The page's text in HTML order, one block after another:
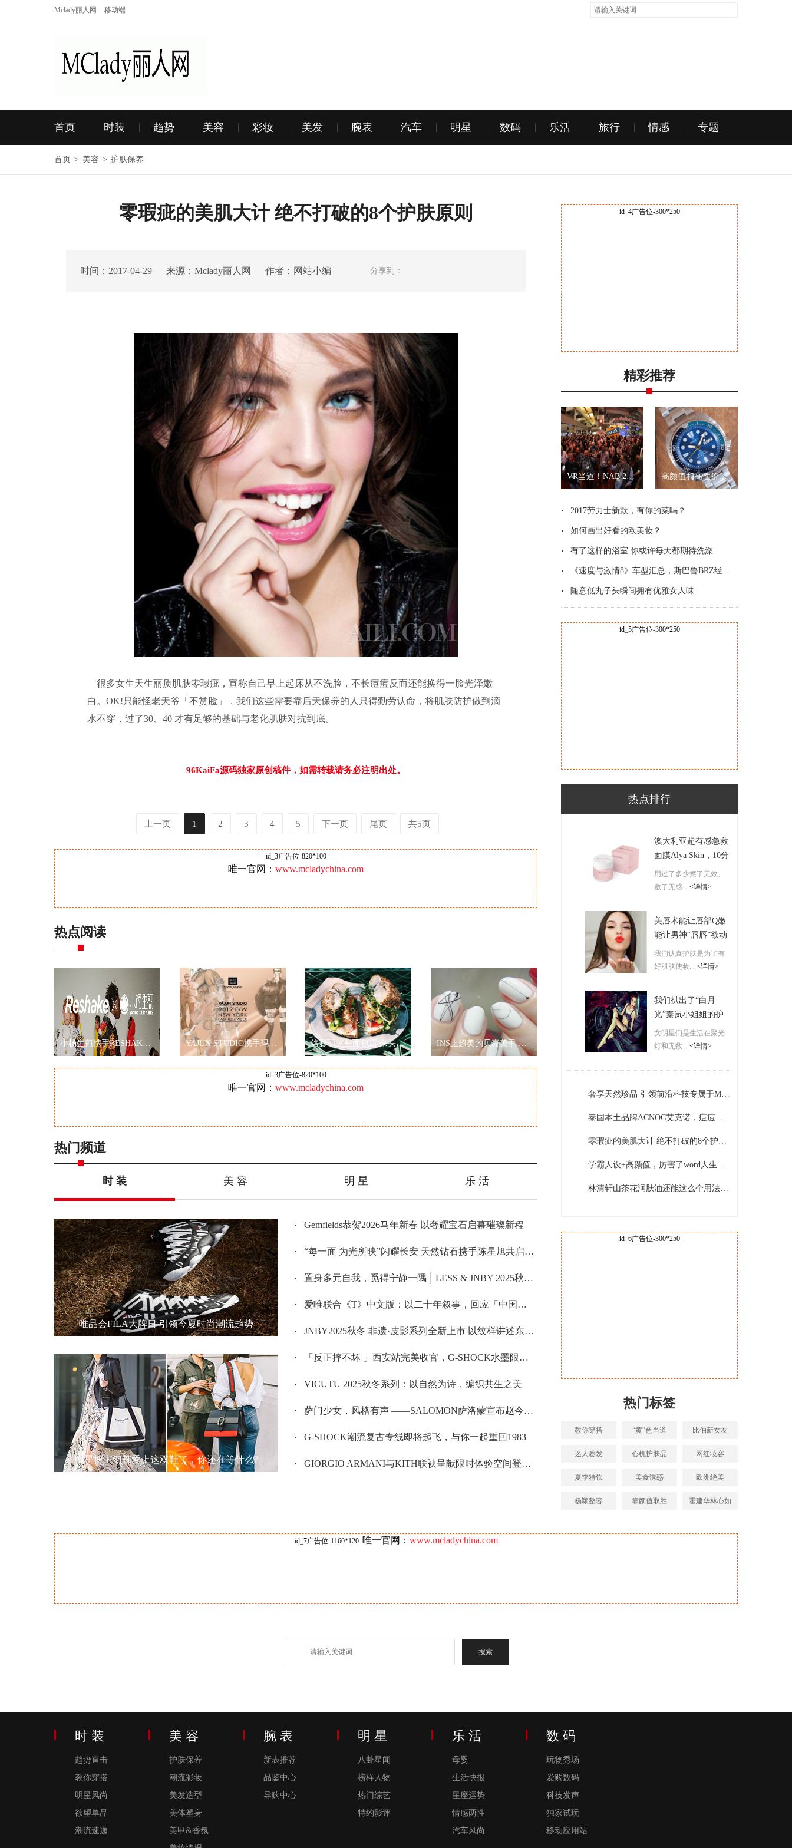
Mclady丽人网 移动端
首页 时装 趋势 美容 彩妆 美发 腕表 汽车 明星 数码 乐活 旅行 情感 专题
首页 > 美容 > 护肤保养
零瑕疵的美肌大计 绝不打破的8个护肤原则
时间：2017-04-29 来源：Mclady丽人网 作者：网站小编 分享到：
很多女生天生丽质肌肤零瑕疵，宣称自己早上起床从不洗脸，不长痘痘反而还能换得一脸光泽嫩
白。OK!只能怪老天爷「不赏脸」，我们这些需要靠后天保养的人只得勤劳认命，将肌肤防护做到滴
水不穿，过了30、40 才有足够的基础与老化肌肤对抗到底。
96KaiFa源码独家原创稿件，如需转载请务必注明出处。
上一页 1 2 3 4 5 下一页 尾页 共5页
id_3广告位-820*100
唯一官网： www.mcladychina.com
热点阅读
小杨生煎携手RESHAKE耀眼伦敦时装周，再现海派文化 YAJUN STUDIO携手玛丽黛佳色彩工作室2019秋冬纽约时装周玩转跨界 洛杉矶这些面包店 来头可真的不小 INS上超美的贝壳美甲 诠释“Less is more”
id_3广告位-820*100
唯一官网： www.mcladychina.com
热门频道
时 装 美 容 明 星 乐 活
唯品会FILA大牌日 引领今夏时尚潮流趋势
明星博主们都爱上这双鞋了，你还在等什么?
Gemfields恭贺2026马年新春 以奢耀宝石启幕璀璨新程
“每一面 为光所映”闪耀长安 天然钻石携手陈星旭共启新岁新程
置身多元自我，觅得宁静一隅│ LESS & JNBY 2025秋冬媒体预览会圆满落幕
爱唯联合《T》中文版：以二十年叙事，回应「中国时尚从哪里诞生」
JNBY2025秋冬 非遗·皮影系列全新上市 以纹样讲述东方之美
「反正摔不坏 」西安站完美收官，G-SHOCK水墨限定款引爆街潮!
VICUTU 2025秋冬系列：以自然为诗，编织共生之美
萨门少女，风格有声 ——SALOMON萨洛蒙宣布赵今麦成为户外风尚代言人
G-SHOCK潮流复古专线即将起飞，与你一起重回1983
GIORGIO ARMANI与KITH联袂呈献限时体验空间登陆北京SKP
id_4广告位-300*250
精彩推荐
VR当道！NAB 2017展会全景拍摄新品一览 高颜值和高性价比？就是精工“乌龟”和“武士”
2017劳力士新款，有你的菜吗？
如何画出好看的欧美妆？
有了这样的浴室 你或许每天都期待洗澡
《速度与激情8》车型汇总，斯巴鲁BRZ经典改
随意低丸子头瞬间拥有优雅女人味
id_5广告位-300*250
热点排行
澳大利亚超有感急救
面膜Alya Skin，10分
钟带来神仙高光肌！
用过了多少擦了无效、
敷了无感... <详情>
美唇术能让唇部Q嫩
能让男神“唇唇”欲动
我们认真护肤是为了有
好肌肤使妆... <详情>
我们扒出了“白月
光”秦岚小姐姐的护
肤保湿秘诀-------
ORBIS
女明星们是生活在聚光
灯和无数... <详情>
奢享天然珍品 引领前沿科技专属于MiriamQuevedo迷莲卡薇的理念与创新
泰国本土品牌ACNOC艾克诺，痘痘肌的福音
零瑕疵的美肌大计 绝不打破的8个护肤原则
学霸人设+高颜值，厉害了word人生赢家关晓彤
林清轩山茶花润肤油还能这么个用法？太优秀了吧！
id_6广告位-300*250
热门标签
教你穿搭 “黄”色当道 比伯新女友
迷人卷发 心机护肤品 网红妆容
夏季特饮 美食诱惑 欧洲绝美
杨颖整容 靠颜值取胜 霍建华林心如
id_7广告位-1160*120 唯一官网： www.mcladychina.com
时 装
趋势直击
教你穿搭
明星风尚
欲望单品
潮流速递
美 容
护肤保养
潮流彩妆
美发造型
美体塑身
美甲&香氛
腕 表
新表推荐
品鉴中心
导购中心
明 星
八卦星闻
榜样人物
热门综艺
特约影评
乐 活
母婴
生活快报
星座运势
情感两性
汽车风尚
数 码
玩物秀场
爱购数码
科技发声
独家试玩
移动应用站